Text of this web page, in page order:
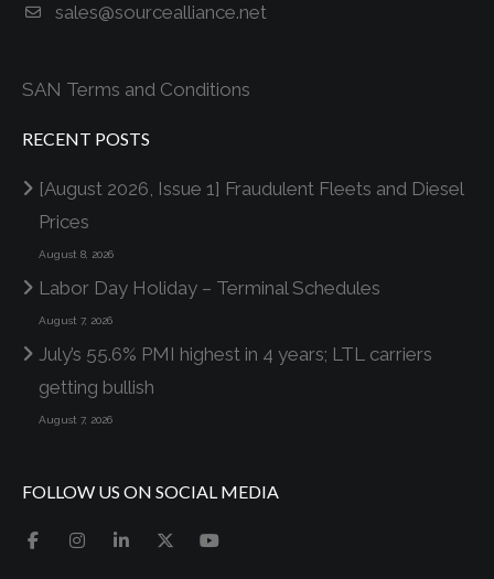
sales@sourcealliance.net
SAN Terms and Conditions
RECENT POSTS
[August 2026, Issue 1] Fraudulent Fleets and Diesel
Prices
August 8, 2026
Labor Day Holiday – Terminal Schedules
August 7, 2026
July’s 55.6% PMI highest in 4 years; LTL carriers
getting bullish
August 7, 2026
FOLLOW US ON SOCIAL MEDIA